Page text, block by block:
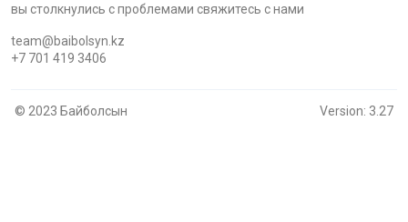
вы столкнулись с проблемами cвяжитесь с нами
team@baibolsyn.kz
+7 701 419 3406
© 2023 Байболсын Version: 3.27